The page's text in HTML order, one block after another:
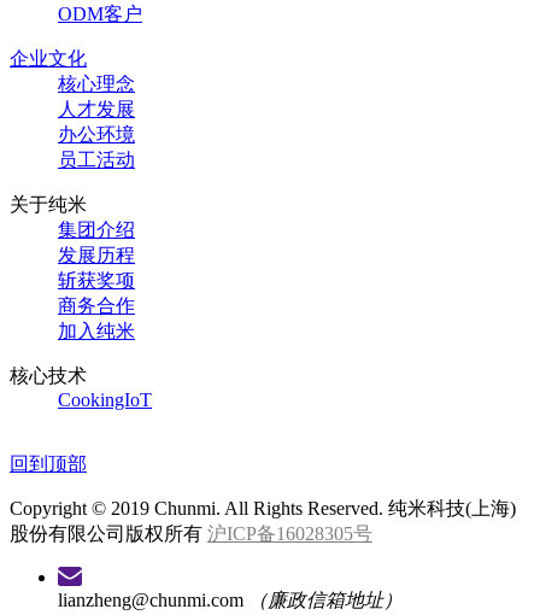
ODM客户
企业文化
核心理念
人才发展
办公环境
员工活动
关于纯米
集团介绍
发展历程
斩获奖项
商务合作
加入纯米
核心技术
CookingIoT
回到顶部
Copyright © 2019 Chunmi. All Rights Reserved. 纯米科技(上海)
股份有限公司版权所有 沪ICP备16028305号
lianzheng@chunmi.com
（廉政信箱地址）